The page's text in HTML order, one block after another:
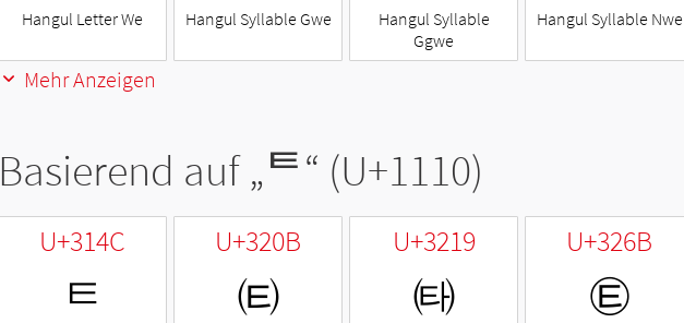
Hangul Letter We Hangul Syllable Gwe
Hangul Syllable
Ggwe
Hangul Syllable Nwe
Mehr Anzeigen
Basierend auf „ᄐ“ (U+1110)
U+314C
ㅌ
U+320B
㈋
U+3219
㈙
U+326B
㉫